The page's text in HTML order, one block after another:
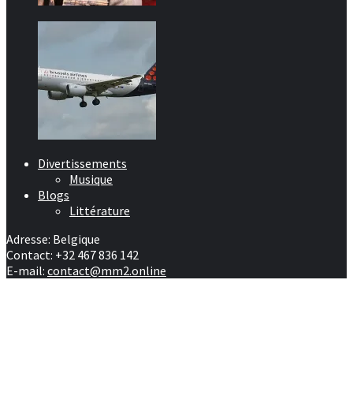
Divertissements
Musique
Blogs
Littérature
Adresse: Belgique
Contact: +32 467 836 142
E-mail: contact@mm2.online